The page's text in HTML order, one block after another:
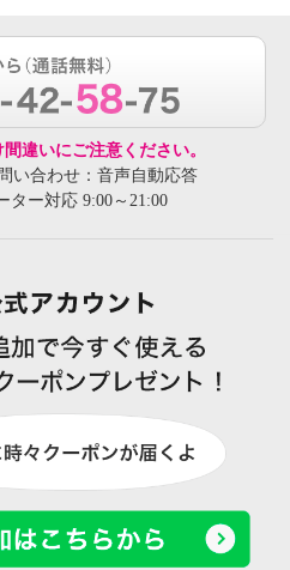
違いにご注意ください。
い合わせ：音声自動応答
ター対応 9:00～21:00